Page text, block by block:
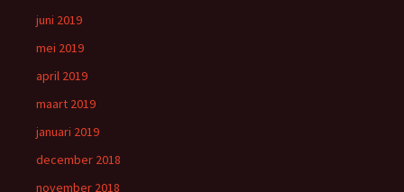
juni 2019
mei 2019
april 2019
maart 2019
januari 2019
december 2018
november 2018